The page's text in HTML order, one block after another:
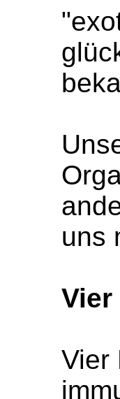
uns
Vier